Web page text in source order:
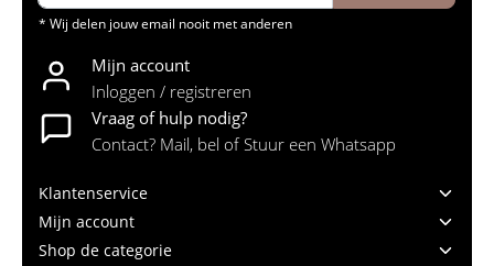
* Wij delen jouw email nooit met anderen
Mijn account
Inloggen / registreren
Vraag of hulp nodig?
Contact? Mail, bel of Stuur een Whatsapp
Klantenservice
Mijn account
Shop de categorie